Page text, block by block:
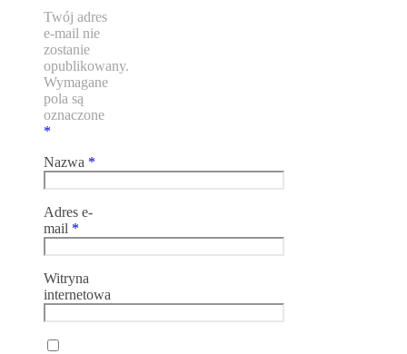
Twój adres
e-mail nie
zostanie
opublikowany.
Wymagane
pola są
oznaczone
*
Nazwa *
Adres e-
mail *
Witryna
internetowa